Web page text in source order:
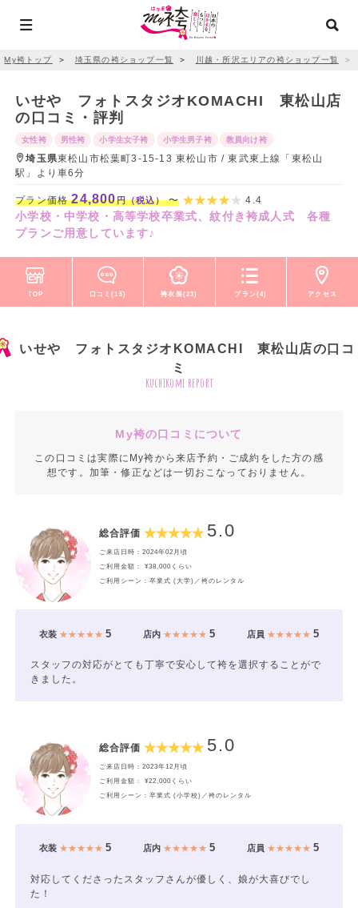
My袴トップ ＞ 埼玉県の袴ショップ一覧 ＞ 川越・所沢エリアの袴ショップ一覧 ＞
いせや フォトスタジオKOMACHI 東松山店
の口コミ・評判
女性袴 男性袴 小学生女子袴 小学生男子袴 教員向け袴
埼玉県東松山市松葉町3-15-13 東松山市 / 東武東上線「東松山
駅」より車6分
プラン価格24,800円（税込）〜 4.4
小学校・中学校・高等学校卒業式、紋付き袴成人式 各種
プランご用意しています♪
TOP 口コミ(15) 袴衣装(23) プラン(4) アクセス
いせや フォトスタジオKOMACHI 東松山店の口コ
ミ
kuchikomi report
My袴の口コミについて
この口コミは実際にMy袴から来店予約・ご成約をした方の感
想です。加筆・修正などは一切おこなっておりません。
総合評価 5.0
ご来店日時：2024年02月頃
ご利用金額： ¥38,000くらい
ご利用シーン：卒業式 (大学)／袴のレンタル
衣装★★★★★ 5 店内★★★★★ 5 店員 ★★★★★5
スタッフの対応がとても丁寧で安心して袴を選択することがで
きました。
総合評価 5.0
ご来店日時：2023年12月頃
ご利用金額： ¥22,000くらい
ご利用シーン：卒業式 (小学校)／袴のレンタル
衣装★★★★★ 5 店内★★★★★ 5 店員 ★★★★★5
対応してくださったスタッフさんが優しく、娘が大喜びでし
た！